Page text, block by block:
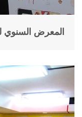
المعرض السنوي